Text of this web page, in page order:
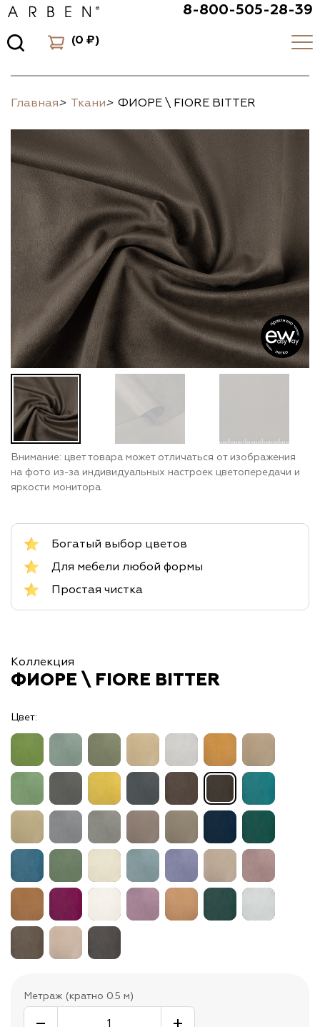
8-800-505-28-39
(0 ₽)
Главная> Ткани> ФИОРЕ \ FIORE BITTER
Внимание: цвет товара может отличаться от изображения
на фото из-за индивидуальных настроек цветопередачи и
яркости монитора.
Богатый выбор цветов
Для мебели любой формы
Простая чистка
Коллекция
ФИОРЕ \ FIORE BITTER
Цвет:
Метраж (кратно 0.5 м)